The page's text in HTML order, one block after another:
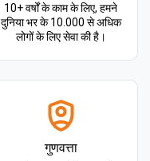
10+ वर्षों के काम के लिए, हमने
दुनिया भर के 10.000 से अधिक
लोगों के लिए सेवा की है।
गुणवत्ता